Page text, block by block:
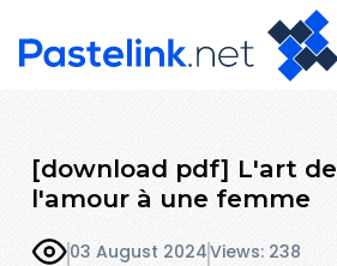
[download pdf] L'art
l'amour à une femme
03 August 2024Views: 238